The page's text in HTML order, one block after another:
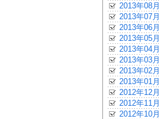
2013年08月
2013年07月
2013年06月
2013年05月
2013年04月
2013年03月
2013年02月
2013年01月
2012年12月
2012年11月
2012年10月